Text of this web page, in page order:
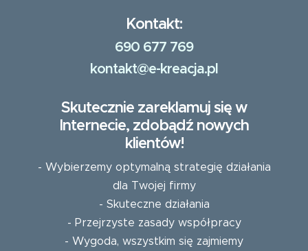
Kontakt:
690 677 769
kontakt@e-kreacja.pl
Skutecznie zareklamuj się w
Internecie, zdobądź nowych
klientów!
- Wybierzemy optymalną strategię działania
dla Twojej firmy
- Skuteczne działania
- Przejrzyste zasady współpracy
- Wygoda, wszystkim się zajmiemy